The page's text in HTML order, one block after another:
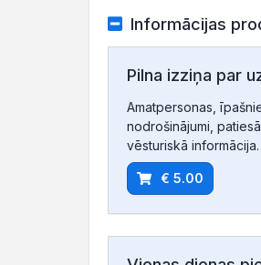
Informācijas
Pilna izziņa par
Amatpersonas,
nodrošinājumi,
vēsturiskā
€ 5.00